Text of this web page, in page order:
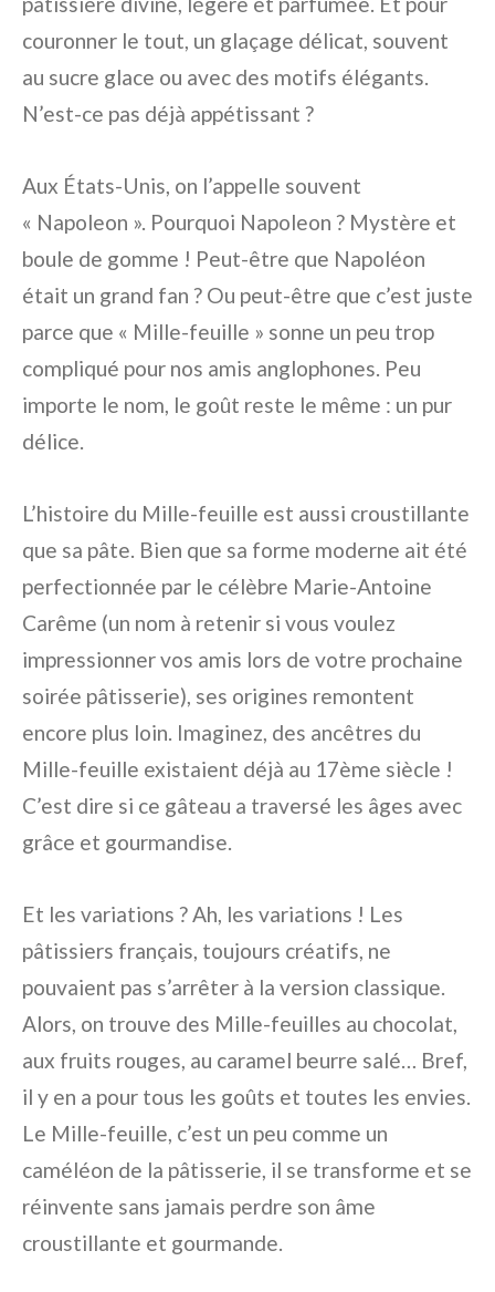
couronner le tout, un glaçage délicat, souvent
au sucre glace ou avec des motifs élégants.
N’est-ce pas déjà appétissant ?
Aux États-Unis, on l’appelle souvent
« Napoleon ». Pourquoi Napoleon ? Mystère et
boule de gomme ! Peut-être que Napoléon
était un grand fan ? Ou peut-être que c’est juste
parce que « Mille-feuille » sonne un peu trop
compliqué pour nos amis anglophones. Peu
importe le nom, le goût reste le même : un pur
délice.
L’histoire du Mille-feuille est aussi croustillante
que sa pâte. Bien que sa forme moderne ait été
perfectionnée par le célèbre Marie-Antoine
Carême (un nom à retenir si vous voulez
impressionner vos amis lors de votre prochaine
soirée pâtisserie), ses origines remontent
encore plus loin. Imaginez, des ancêtres du
Mille-feuille existaient déjà au 17ème siècle !
C’est dire si ce gâteau a traversé les âges avec
grâce et gourmandise.
Et les variations ? Ah, les variations ! Les
pâtissiers français, toujours créatifs, ne
pouvaient pas s’arrêter à la version classique.
Alors, on trouve des Mille-feuilles au chocolat,
aux fruits rouges, au caramel beurre salé… Bref,
il y en a pour tous les goûts et toutes les envies.
Le Mille-feuille, c’est un peu comme un
caméléon de la pâtisserie, il se transforme et se
réinvente sans jamais perdre son âme
croustillante et gourmande.